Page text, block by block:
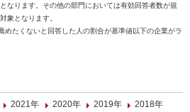
なります。その他の部門においては有効回答者数が規
象となります。
たくないと回答した人の割合が基準値以下の企業がラ
2021年 2020年 2019年
2018年